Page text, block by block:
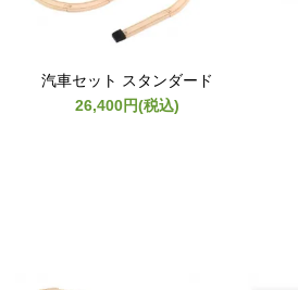
汽車セット スタンダード
26,400円(税込)